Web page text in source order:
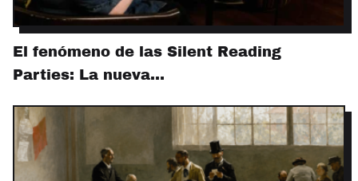
El fenómeno de las Silent Reading
Parties: La nueva…